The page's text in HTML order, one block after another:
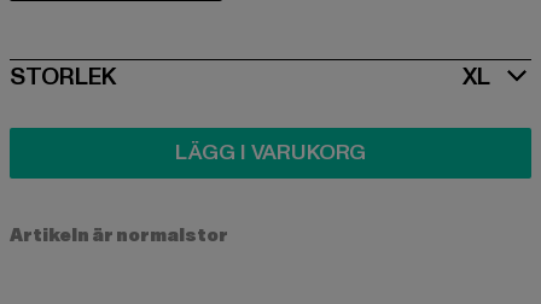
SIZE
STORLEK XL
LÄGG I VARUKORG
Artikeln är normalstor